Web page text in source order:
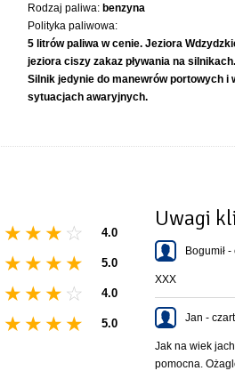
Rodzaj paliwa: benzyna
Polityka paliwowa:
5 litrów paliwa w cenie. Jeziora
jeziora ciszy zakaz pływania na silnikach.
Silnik jedynie do manewrów portowych i
sytuacjach awaryjnych.
4.0
5.0
4.0
5.0
Uwagi
Bogumił
XXX
Jan -
Jak na wiek
pomocna.